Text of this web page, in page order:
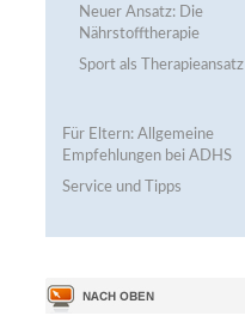
Neuer Ansatz: Die
Nährstofftherapie
Sport als Therapieansatz
Für Eltern: Allgemeine
Empfehlungen bei ADHS
Service und Tipps